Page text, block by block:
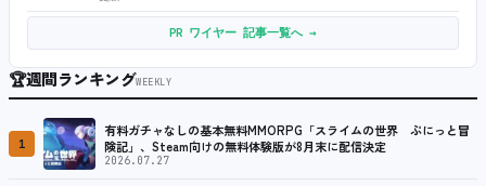
PR ワイヤー 記事一覧へ →
🏆週間ランキングWEEKLY
1
有料ガチャなしの基本無料MMORPG「スライムの世界 ぷにっと冒
険記」、Steam向けの無料体験版が8月末に配信決定
2026.07.27